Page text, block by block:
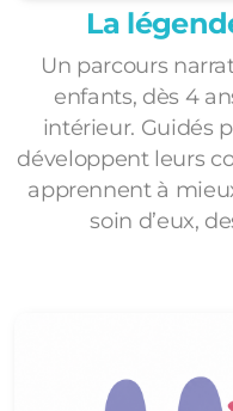
La
Un parcours
enfants, dès 4
intérieur. Guidés
développent leurs
apprennent à
soin d’eux,